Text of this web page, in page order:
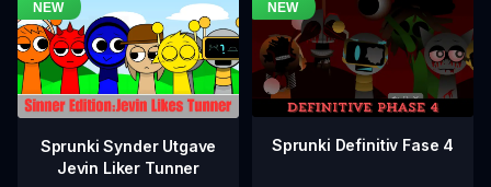
Sprunki Synder Utgave
Jevin Liker Tunner
Sprunki Definitiv Fase 4